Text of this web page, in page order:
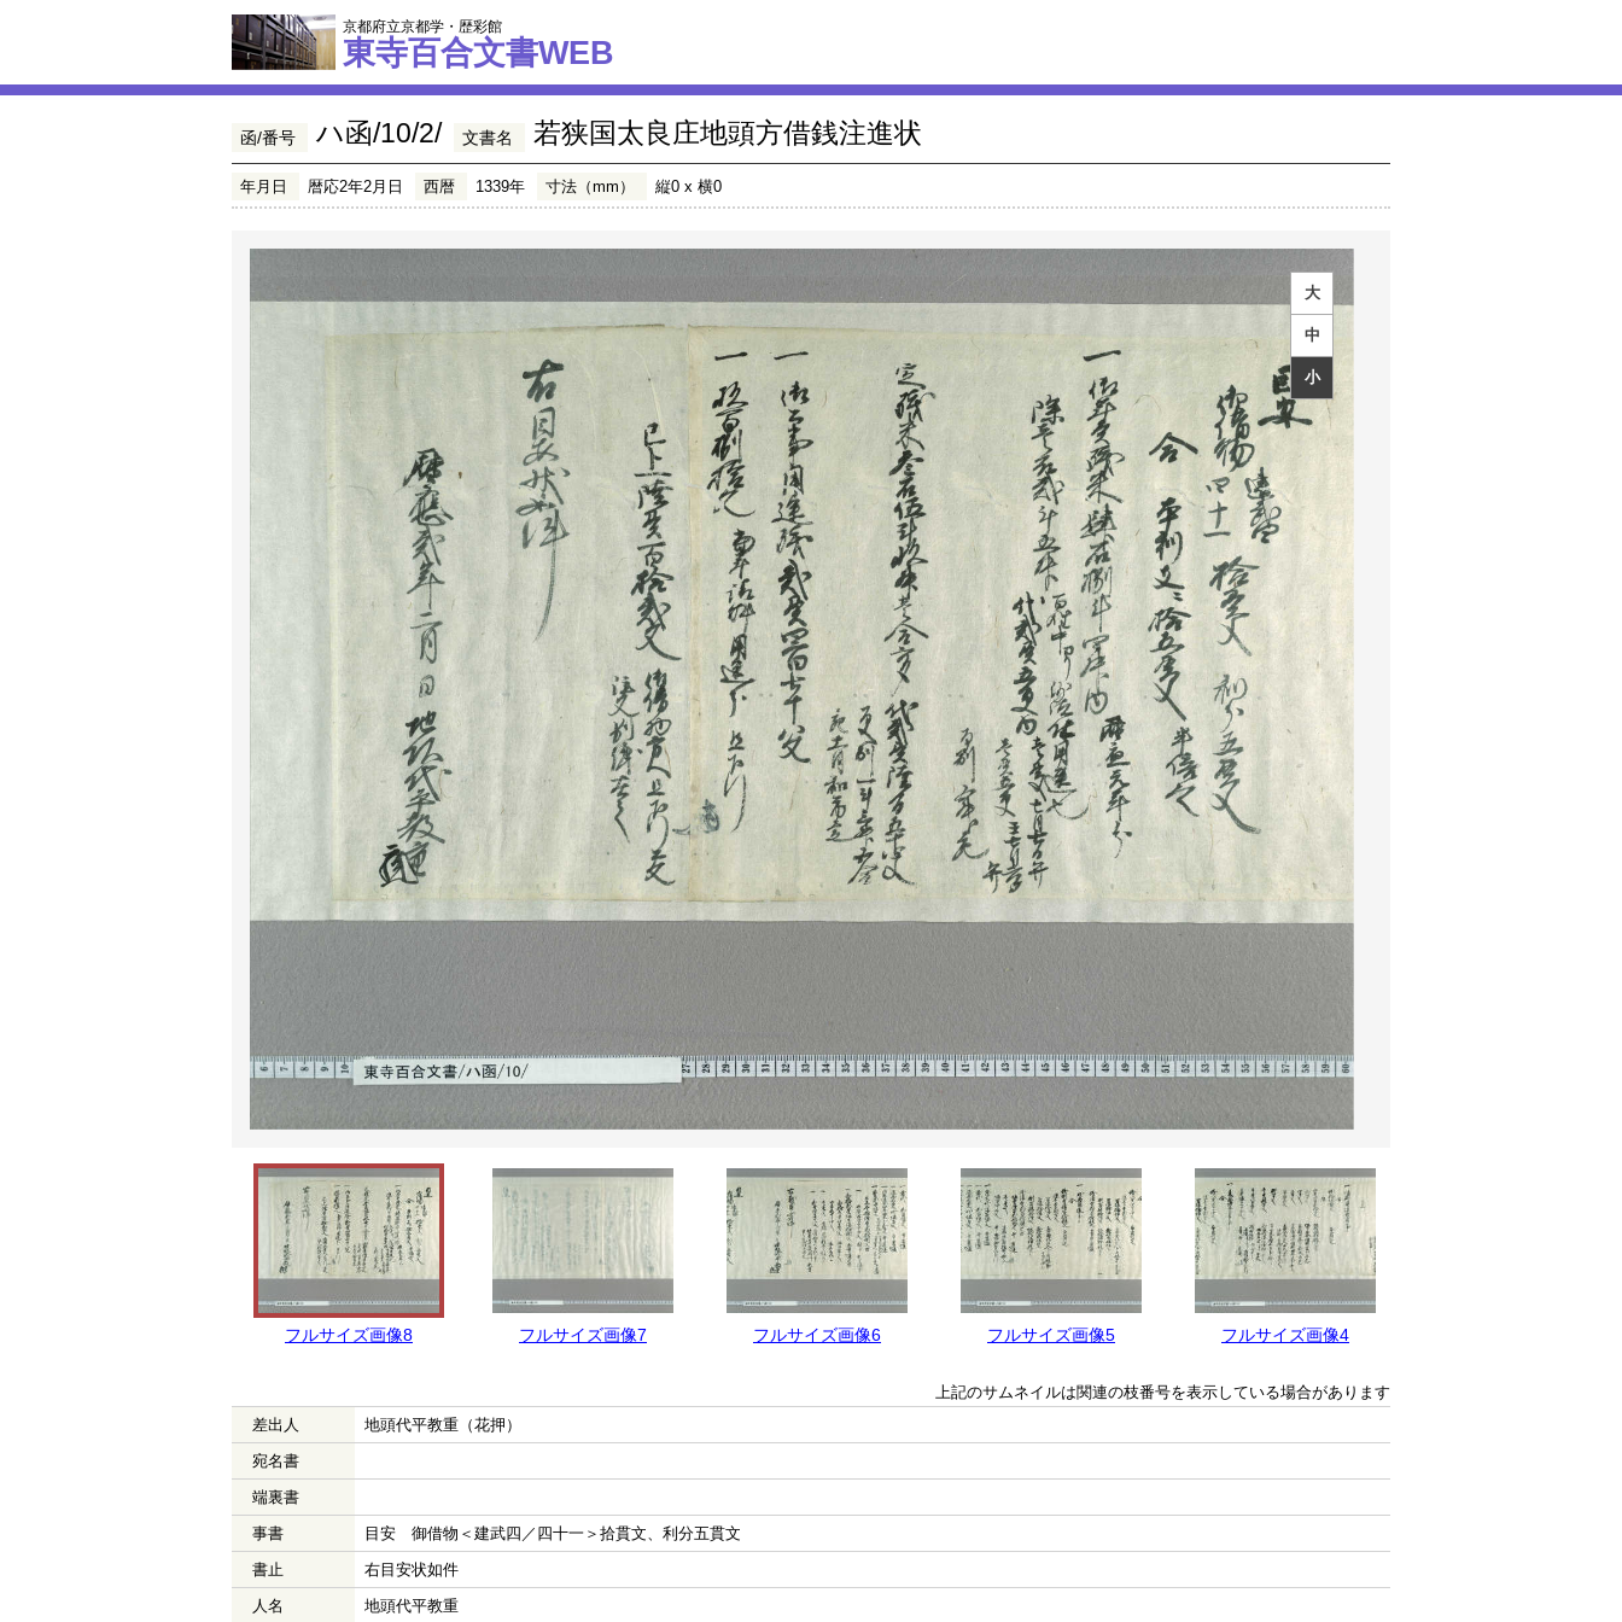
京都府立京都学・歴彩館
東寺百合文書WEB
函/番号 ハ函/10/2/ 文書名 若狭国太良庄地頭方借銭注進状
年月日 暦応2年2月日 西暦 1339年 寸法（mm） 縦0 x 横0
大
中
小
フルサイズ画像8 フルサイズ画像7 フルサイズ画像6 フルサイズ画像5 フルサイズ画像4
上記のサムネイルは関連の枝番号を表示している場合があります
差出人
地頭代平教重（花押）
宛名書
端裏書
事書
目安 御借物＜建武四／四十一＞拾貫文、利分五貫文
書止
右目安状如件
人名
地頭代平教重